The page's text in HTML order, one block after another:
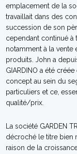
emplacement de la
travaillait dans des
succession de son
cependant continué à
notamment à la vente
produits. John a
GIARDINO a été
concept au sein du
particuliers et ce,
qualité/prix.
La société GARDEN
décroché le titre bien
raison de la